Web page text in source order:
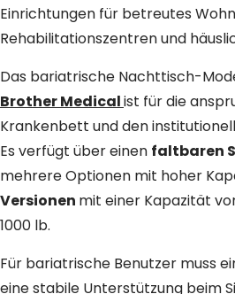
Einrichtungen für betreutes
Rehabilitationszentren und
Das bariatrische Nachttisch-
Brother Medicalist für die
Krankenbett und den
Es verfügt über einen faltbaren
mehrere Optionen mit hoher
Versionen mit einer Kapazität
1000 lb.
Für bariatrische Benutzer muss
eine stabile Unterstützung beim